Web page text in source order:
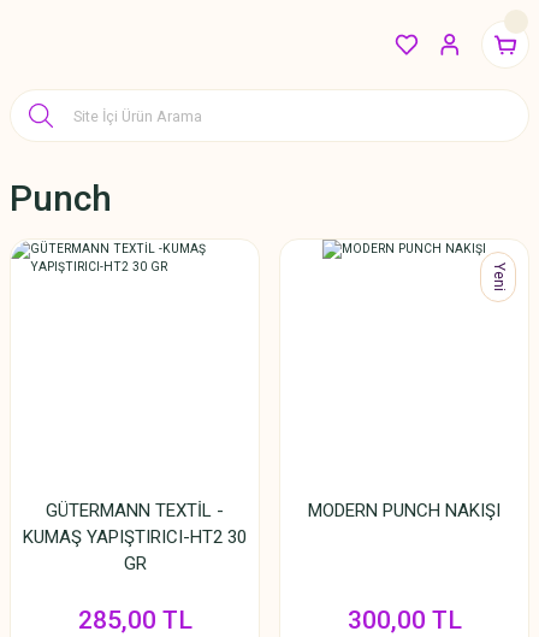
Punch
GÜTERMANN TEXTİL -
KUMAŞ YAPIŞTIRICI-HT2 30
GR
285,00 TL
Yeni
MODERN PUNCH NAKIŞI
300,00 TL